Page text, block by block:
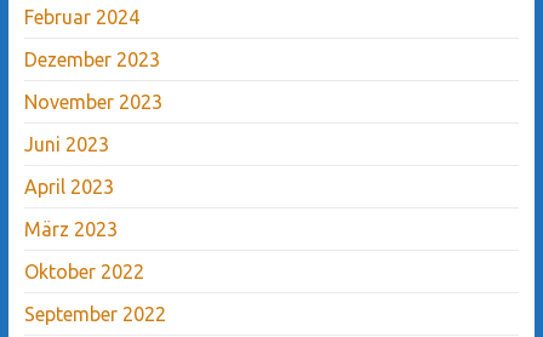
Februar 2024
Dezember 2023
November 2023
Juni 2023
April 2023
März 2023
Oktober 2022
September 2022